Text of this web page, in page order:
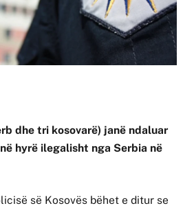
dhe tri kosovarë) janë ndaluar
hyrë ilegalisht nga Serbia në
së Kosovës bëhet e ditur se